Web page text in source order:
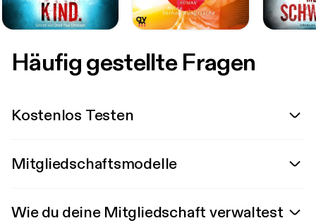
Häufig gestellte Fragen
Kostenlos Testen
Mitgliedschaftsmodelle
Wie du deine Mitgliedschaft verwaltest